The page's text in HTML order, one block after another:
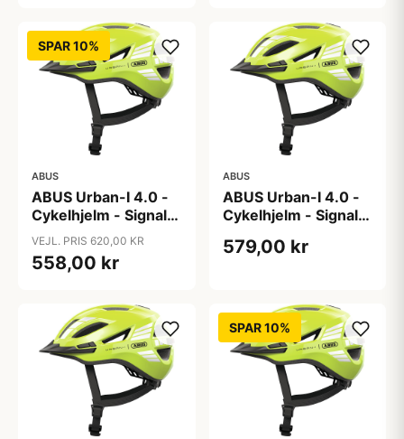
SPAR 10%
ABUS
ABUS Urban-I 4.0 -
Cykelhjelm - Signal
Yellow - L
VEJL. PRIS 620,00 KR
558,00 kr
ABUS
ABUS Urban-I 4.0 -
Cykelhjelm - Signal
579,00 kr
SPAR 10%